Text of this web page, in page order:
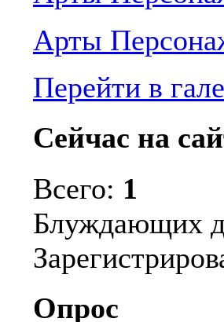
Арты
Перейти в
Сейчас на
Всего: 1
Блуждающих
Опрос